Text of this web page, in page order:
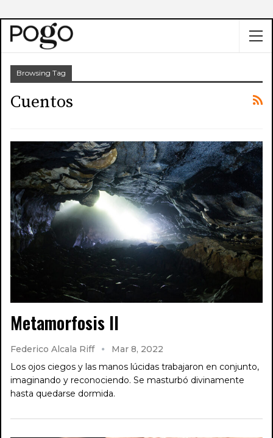
Browsing Tag
Cuentos
Metamorfosis II
Federico Alcala Riff
Mar 8, 2022
Los ojos ciegos y las manos lúcidas trabajaron en conjunto,
imaginando y reconociendo. Se masturbó divinamente
hasta quedarse dormida.